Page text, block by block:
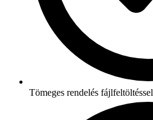
Tömeges rendelés fájlfeltöltéssel